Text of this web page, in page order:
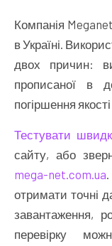
Компанія
в Україні.
двох причин:
прописаної в
погіршення якості
Тестувати
сайту, або
mega-net.com.ua
отримати точні
завантаження,
перевірку